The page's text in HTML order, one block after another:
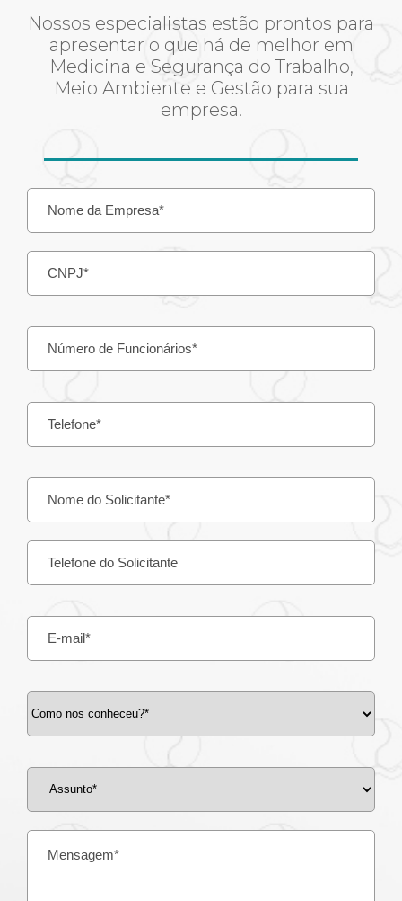
Nossos especialistas estão prontos para
apresentar o que há de melhor em
Medicina e Segurança do Trabalho,
Meio Ambiente e Gestão para sua
empresa.